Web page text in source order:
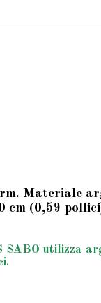
Materiale
cm (0,59
SABO utilizza